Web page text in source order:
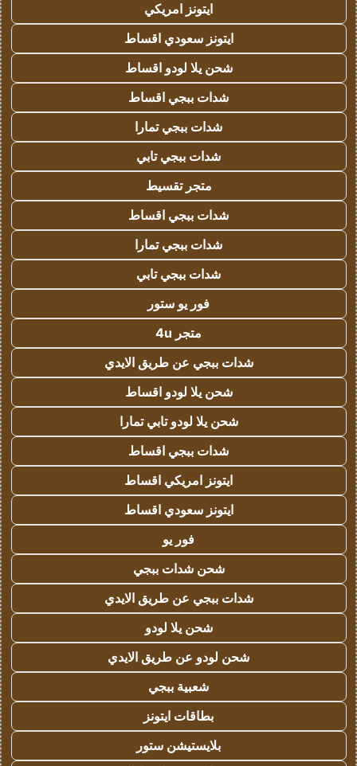
ايتونز امريكي
ايتونز سعودي اقساط
شحن يلا لودو اقساط
شدات ببجي اقساط
شدات ببجي تمارا
شدات ببجي تابي
متجر تقسيط
شدات ببجي اقساط
شدات ببجي تمارا
شدات ببجي تابي
فور يو ستور
متجر 4u
شدات ببجي عن طريق الايدي
شحن يلا لودو اقساط
شحن يلا لودو تابي تمارا
شدات ببجي اقساط
ايتونز امريكي اقساط
ايتونز سعودي اقساط
فور يو
شحن شدات ببجي
شدات ببجي عن طريق الايدي
شحن يلا لودو
شحن لودو عن طريق الايدي
شعبية ببجي
بطاقات ايتونز
بلايستيشن ستور